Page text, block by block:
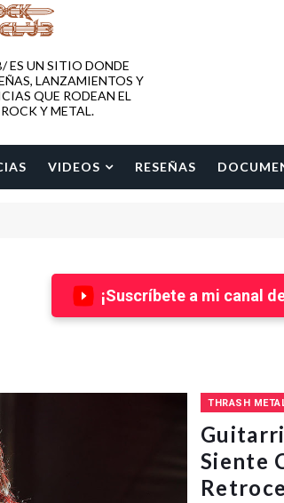
ES UN SITIO DONDE
LANZAMIENTOS Y
QUE RODEAN EL
Y METAL.
VIDEOS RESEÑAS
¡Suscríbete a mi canal
THRASH
Siente